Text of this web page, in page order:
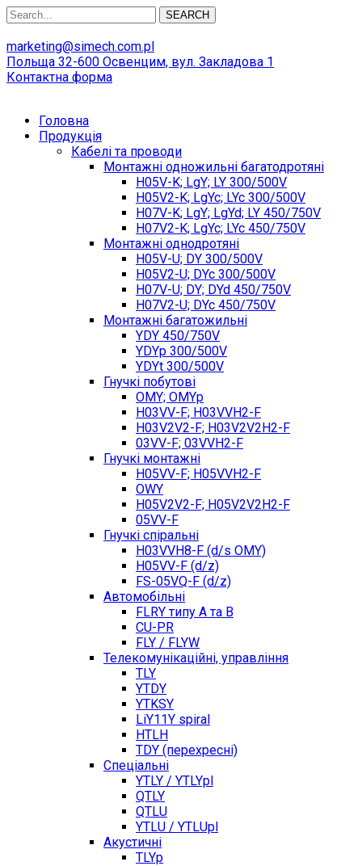
SEARCH
marketing@simech.com.pl
Польща 32-600 Освенцим, вул. Закладова 1
Контактна форма
Головна
Продукція
Кабелі та проводи
Монтажні одножильні багатодротяні
H05V-K; LgY; LY 300/500V
H05V2-K; LgYc; LYc 300/500V
H07V-K; LgY; LgYd; LY 450/750V
H07V2-K; LgYc; LYc 450/750V
Монтажні однодротяні
H05V-U; DY 300/500V
H05V2-U; DYc 300/500V
H07V-U; DY; DYd 450/750V
H07V2-U; DYc 450/750V
Монтажні багатожильні
YDY 450/750V
YDYp 300/500V
YDYt 300/500V
Гнучкі побутові
OMY; OMYp
H03VV-F; H03VVH2-F
H03V2V2-F; H03V2V2H2-F
03VV-F; 03VVH2-F
Гнучкі монтажні
H05VV-F; H05VVH2-F
OWY
H05V2V2-F; H05V2V2H2-F
05VV-F
Гнучкі спіральні
H03VVH8-F (d/s OMY)
H05VV-F (d/z)
FS-05VQ-F (d/z)
Автомобільні
FLRY типу A та B
CU-PR
FLY / FLYW
Телекомунікаційні, управління
TLY
YTDY
YTKSY
LiY11Y spiral
HTLH
TDY (перехресні)
Спеціальні
YTLY / YTLYpl
QTLY
QTLU
YTLU / YTLUpl
Акустичні
TLYp